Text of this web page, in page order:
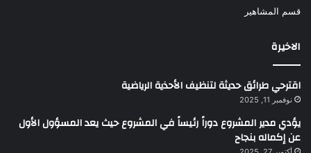
قسم المشاهير
الاخيرة
اقترحي طرائق حديثة لتنظيف الأحذية الرياضية
نوفمبر 11, 2025
يؤدي مدير المشروع دوراً رئيساً في المشروع حيث يعد المسؤول الأول
عن إكماله بنجاح